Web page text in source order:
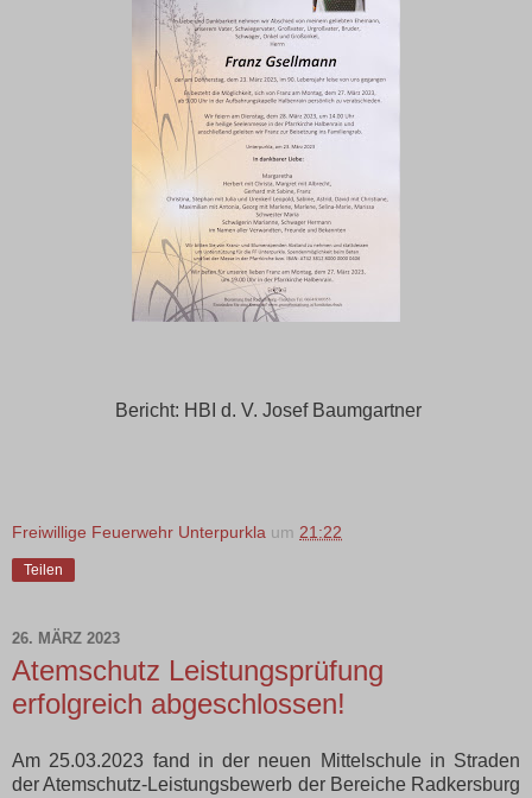
Bericht: HBI d. V. Josef Baumgartner
Freiwillige Feuerwehr Unterpurkla um 21:22
Teilen
26. MÄRZ 2023
Atemschutz Leistungsprüfung
erfolgreich abgeschlossen!
Am 25.03.2023 fand in der neuen Mittelschule in Straden
der Atemschutz-Leistungsbewerb der Bereiche Radkersburg